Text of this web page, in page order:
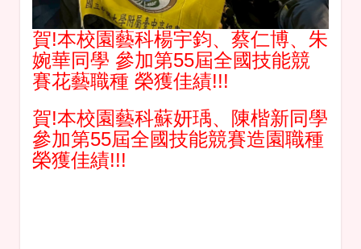
賀!本校園藝科楊宇鈞、蔡仁博、朱
婉華同學 參加第55屆全國技能競
賽花藝職種 榮獲佳績!!!
賀!本校園藝科蘇妍瑀、陳楷新同學
參加第55屆全國技能競賽造園職種
榮獲佳績!!!